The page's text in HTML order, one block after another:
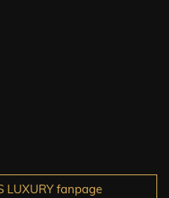
LUXURY fanpage